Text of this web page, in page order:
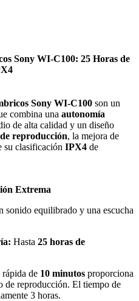
Sony WI-C100: 25 Horas de
Sony WI-C100 son un
combina una autonomía
de alta calidad y un diseño
reproducción, la mejora de
su clasificación IPX4 de
Extrema
sonido equilibrado y una escucha
Hasta 25 horas de
de 10 minutos proporciona
de reproducción. El tiempo de
3 horas.